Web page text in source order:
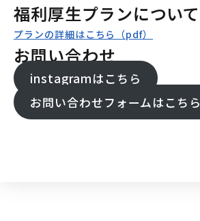
福利厚生プランについて
プランの詳細はこちら（pdf）
お問い合わせ
instagramはこちら
お問い合わせフォームはこちら